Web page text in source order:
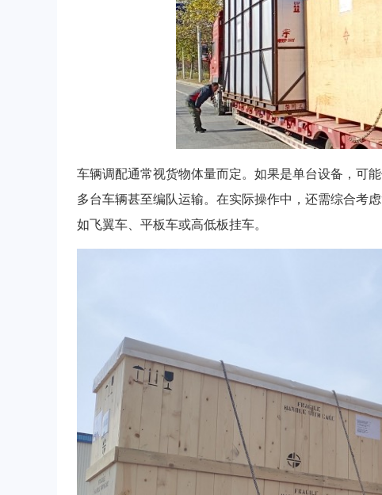
车辆调配通常视货物体量而定。如果是单台设备，可
多台车辆甚至编队运输。在实际操作中，还需综合考
如飞翼车、平板车或高低板挂车。